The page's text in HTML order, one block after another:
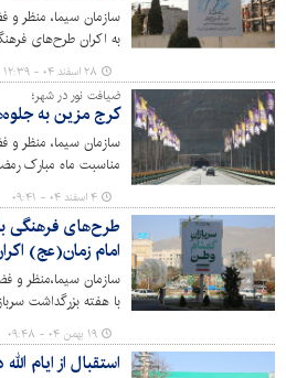
سازمان سیما، منظر
به اکران طرح‌های
امنیتی کشور شهیدان
علیهما) دبیر فقید
بسیج مستضعفین در
۲۸ اسفند ۰۴ - ۱۲:۳۹
ضیافت نور در شهر؛
کرج مزین به
سازمان سیما، منظر
مناسبت ماه مبارک
سطح شهر کرده است.
۴ اسفند ۰۴ - ۰۹:۴۱
طرح‌های فرهنگی
امام زمان(عج)
سازمان سیما،منظر و
با هفته بزرگداشت
اکران طرح‌های
۱۹ بهمن ۰۴ - ۰۹:۴۸
استقبال از ایام